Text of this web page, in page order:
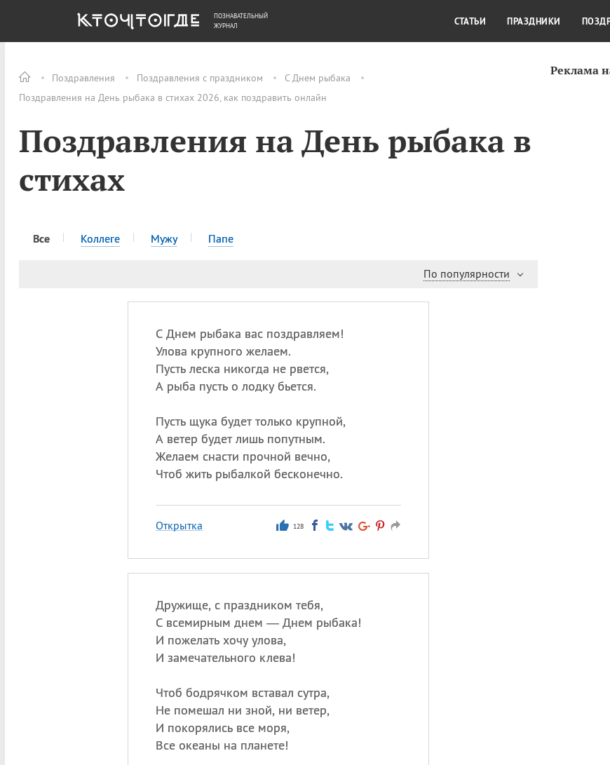
Поздравления Поздравления с праздником
С Днем рыбака
Поздравления на День рыбака в стихах 2026, как поздравить онлайн
Поздравления на День рыбака в
стихах
Все Коллеге Мужу Папе
По популярности
С Днем рыбака вас поздравляем!
Улова крупного желаем.
Пусть леска никогда не рвется,
А рыба пусть о лодку бьется.
Пусть щука будет только крупной,
А ветер будет лишь попутным.
Желаем снасти прочной вечно,
Чтоб жить рыбалкой бесконечно.
Открытка 128
Дружище, с праздником тебя,
С всемирным днем — Днем рыбака!
И пожелать хочу улова,
И замечательного клева!
Чтоб бодрячком вставал сутра,
Не помешал ни зной, ни ветер,
И покорялись все моря,
Все океаны на планете!
Реклама
ОБЩЕСТВО ДЕНЬГИ КУЛЬТУРА
ПОЗНАВАТЕЛЬНЫЙ
ЖУРНАЛ
СТАТЬИ ПРАЗДНИКИ